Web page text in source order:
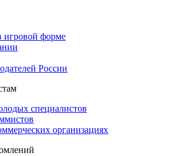
игровой форме
России
специалистов
организациях